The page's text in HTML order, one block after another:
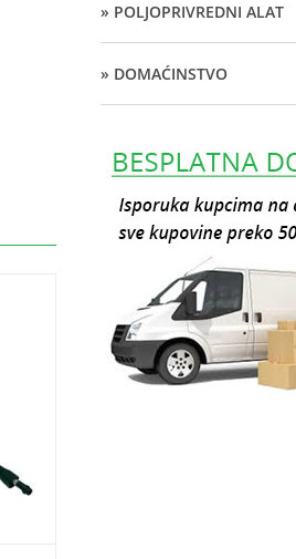
» POLJOPRIVREDNI ALAT
» DOMAĆINSTVO